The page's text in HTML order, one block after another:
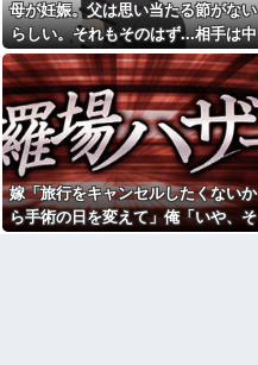
【仰天】X、メンエス嬢とラウ
ンジ嬢が熾烈な女の争いを繰り
広げ対戦型になってしまうw w
w w w w w w
【動画】御当地アイドルだっ
た頃の今田美桜、ガチのマジで
可愛くてワイらをびびらせまく
ってしまうw w w w w w w w
もう先が長くないと20代で宣
告された友達A。「会いに来てほ
しい」と言うので彼女の好きな
もの沢山もっていったんだけ
ど、なんとBが手渡した物は…
母が妊娠。父は思い当たる節がない
らしい。それもそのはず...相手は中
1の...
嫁「旅行をキャンセルしたくないか
ら手術の日を変えて」俺「いや、そ